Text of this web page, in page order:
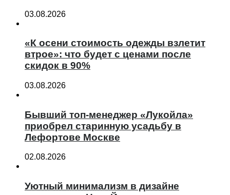
03.08.2026
«К осени стоимость одежды взлетит
втрое»: что будет с ценами после
скидок в 90%
03.08.2026
Бывший топ-менеджер «Лукойла»
приобрел старинную усадьбу в
Лефортове Москве
02.08.2026
Уютный минимализм в дизайне